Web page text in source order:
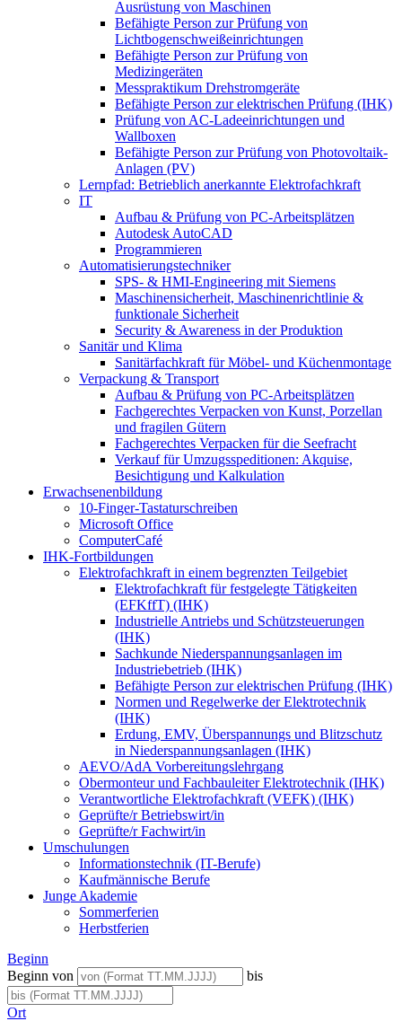
Ausrüstung von Maschinen
Befähigte Person zur Prüfung von
Lichtbogenschweißeinrichtungen
Befähigte Person zur Prüfung von
Medizingeräten
Messpraktikum Drehstromgeräte
Befähigte Person zur elektrischen Prüfung (IHK)
Prüfung von AC-Ladeeinrichtungen und
Wallboxen
Befähigte Person zur Prüfung von Photovoltaik-
Anlagen (PV)
Lernpfad: Betrieblich anerkannte Elektrofachkraft
IT
Aufbau & Prüfung von PC-Arbeitsplätzen
Autodesk AutoCAD
Programmieren
Automatisierungstechniker
SPS‑ & HMI‑Engineering mit Siemens
Maschinensicherheit, Maschinenrichtlinie &
funktionale Sicherheit
Security & Awareness in der Produktion
Sanitär und Klima
Sanitärfachkraft für Möbel- und Küchenmontage
Verpackung & Transport
Aufbau & Prüfung von PC-Arbeitsplätzen
Fachgerechtes Verpacken von Kunst, Porzellan
und fragilen Gütern
Fachgerechtes Verpacken für die Seefracht
Verkauf für Umzugsspeditionen: Akquise,
Besichtigung und Kalkulation
Erwachsenenbildung
10-Finger-Tastaturschreiben
Microsoft Office
ComputerCafé
IHK-Fortbildungen
Elektrofachkraft in einem begrenzten Teilgebiet
Elektrofachkraft für festgelegte Tätigkeiten
(EFKffT) (IHK)
Industrielle Antriebs und Schützsteuerungen
(IHK)
Sachkunde Niederspannungsanlagen im
Industriebetrieb (IHK)
Befähigte Person zur elektrischen Prüfung (IHK)
Normen und Regelwerke der Elektrotechnik
(IHK)
Erdung, EMV, Überspannungs und Blitzschutz
in Niederspannungsanlagen (IHK)
AEVO/AdA Vorbereitungslehrgang
Obermonteur und Fachbauleiter Elektrotechnik (IHK)
Verantwortliche Elektrofachkraft (VEFK) (IHK)
Geprüfte/r Betriebswirt/in
Geprüfte/r Fachwirt/in
Umschulungen
Informationstechnik (IT-Berufe)
Kaufmännische Berufe
Junge Akademie
Sommerferien
Herbstferien
Beginn
Beginn von
bis
Ort